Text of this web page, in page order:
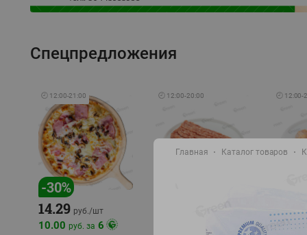
Спецпредложения
🕘 12:00-21:00
-30%
14.29 руб./шт
10.00 руб. за 6
🕘 12:00-20:00
Фарш Купеческий
🕘 12:00-
18.99
Главная Каталог товаров